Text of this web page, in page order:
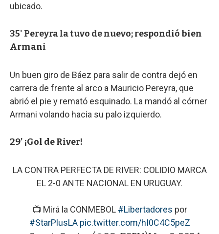
ubicado.
35' Pereyra la tuvo de nuevo; respondió bien
Armani
Un buen giro de Báez para salir de contra dejó en
carrera de frente al arco a Mauricio Pereyra, que
abrió el pie y remató esquinado. La mandó al córner
Armani volando hacia su palo izquierdo.
29' ¡Gol de River!
LA CONTRA PERFECTA DE RIVER: COLIDIO MARCA
EL 2-0 ANTE NACIONAL EN URUGUAY.
📺 Mirá la CONMEBOL #Libertadores por
#StarPlusLA pic.twitter.com/hI0C4C5peZ